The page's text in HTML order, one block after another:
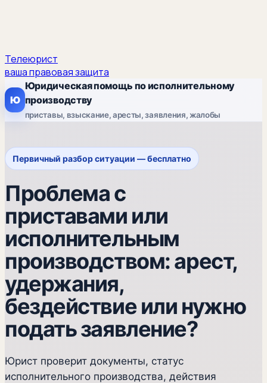
Телеюрист
ваша правовая защита
Ю
Юридическая помощь по исполнительному
производству
приставы, взыскание, аресты, заявления, жалобы
Первичный разбор ситуации — бесплатно
Проблема с
приставами или
исполнительным
производством: арест,
удержания,
бездействие или нужно
подать заявление?
Юрист проверит документы, статус
исполнительного производства, действия